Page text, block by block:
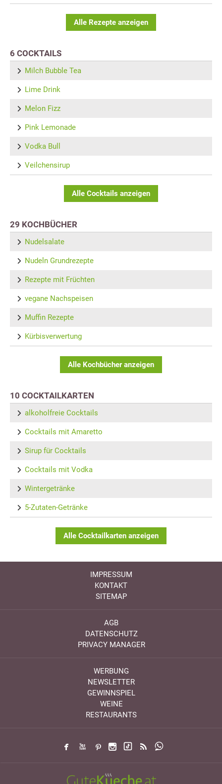
Alle Rezepte anzeigen
6 COCKTAILS
Milch Bubble Tea
Lime Drink
Melon Fizz
Pink Lemonade
Vodka Bull
Veilchensirup
Alle Cocktails anzeigen
29 KOCHBÜCHER
Nudelsalate
Nudeln Grundrezepte
Rezepte mit Früchten
vegane Nachspeisen
Muffin Rezepte
Kürbisverwertung
Alle Kochbücher anzeigen
10 COCKTAILKARTEN
alkoholfreie Cocktails
Cocktails mit Amaretto
Sirup für Cocktails
Cocktails mit Vodka
Wintergetränke
5-Zutaten-Getränke
Alle Cocktailkarten anzeigen
IMPRESSUM
KONTAKT
SITEMAP
AGB
DATENSCHUTZ
PRIVACY MANAGER
WERBUNG
NEWSLETTER
GEWINNSPIEL
WEINE
RESTAURANTS